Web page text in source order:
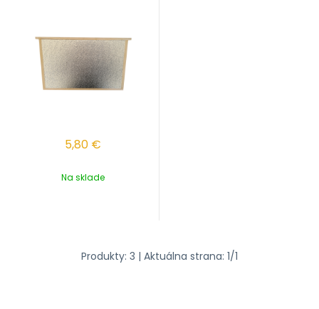
5,80 €
Na sklade
Produkty: 3 | Aktuálna strana: 1/1